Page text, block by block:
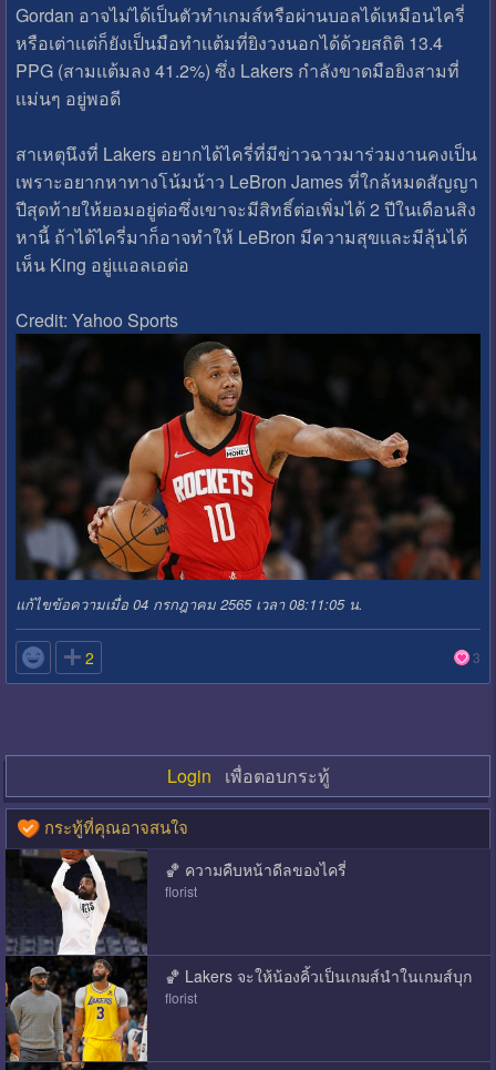
Gordan อาจไม่ได้เป็นตัวทําเกมส์หรือผ่านบอลได้เหมือนไครี่
หรือเต่าเเต่ก็ยังเป็นมือทําเเต้มที่ยิงวงนอกได้ด้วยสถิติ 13.4
PPG (สามเเต้มลง 41.2%) ซึ่ง Lakers กําลังขาดมือยิงสามที่
เเม่นๆ อยู่พอดี
สาเหตุนึงที่ Lakers อยากได้ไครี่ที่มีข่าวฉาวมาร่วมงานคงเป็น
เพราะอยากหาทางโน้มน้าว LeBron James ที่ใกล้หมดสัญญา
ปีสุดท้ายให้ยอมอยู่ต่อซึ่งเขาจะมีสิทธิ์ต่อเพิ่มได้ 2 ปีในเดือนสิง
หานี้ ถ้าได้ไครี่มาก็อาจทําให้ LeBron มีความสุขเเละมีลุ้นได้
เห็น King อยู่เเเอลเอต่อ
Credit: Yahoo Sports
แก้ไขข้อความเมื่อ 04 กรกฎาคม 2565 เวลา 08:11:05 น.
 2 3
Login เพื่อตอบกระทู้
กระทู้ที่คุณอาจสนใจ
🏀 ความคืบหน้าดีลของไครี่
florist
🏀 Lakers จะให้น้องคิ้วเป็นเกมส์นําในเกมส์บุก
florist